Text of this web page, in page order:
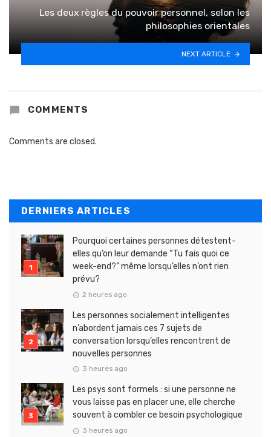
Les deux règles du pouvoir personnel, selon les
philosophies orientales
NEXT ARTICLE
COMMENTS
Comments are closed.
DERNIERS ARTICLES
Pourquoi certaines personnes détestent-
elles qu’on leur demande “Tu fais quoi ce
week-end?” même lorsqu’elles n’ont rien
prévu?
2 heures ago
Les personnes socialement intelligentes
n’abordent jamais ces 7 sujets de
conversation lorsqu’elles rencontrent de
nouvelles personnes
3 heures ago
Les psys sont formels : si une personne ne
vous laisse pas en placer une, elle cherche
souvent à combler ce besoin psychologique
3 heures ago